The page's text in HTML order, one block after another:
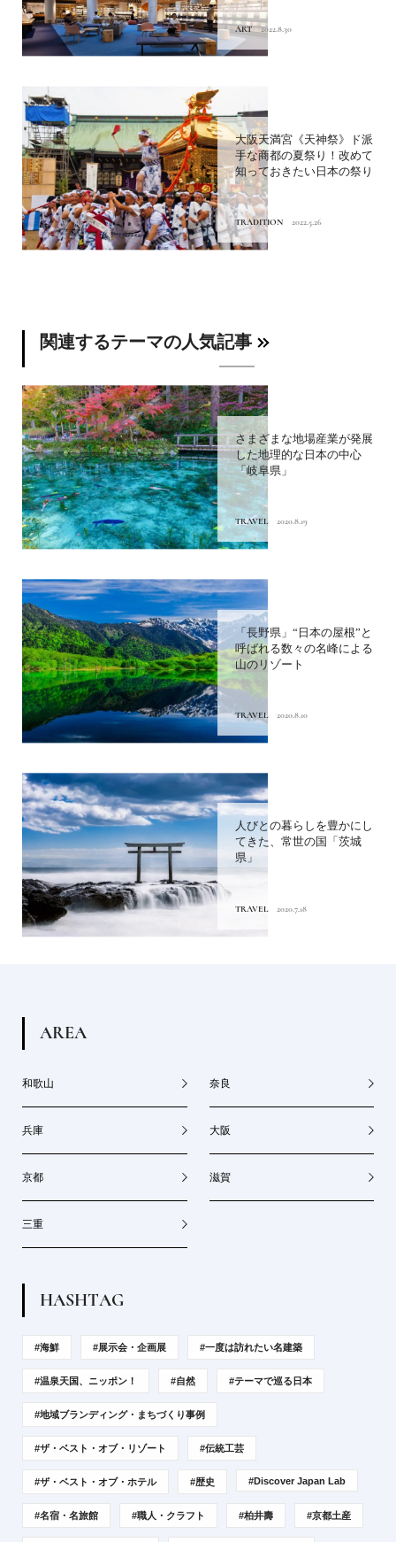
ART 2022.8.30
大阪天満宮《天神祭》ド派
手な商都の夏祭り！改めて
知っておきたい日本の祭り
TRADITION 2022.5.26
関連するテーマの人気記事
さまざまな地場産業が発展
した地理的な日本の中心
「岐阜県」
TRAVEL 2020.8.19
「長野県」“日本の屋根”と
呼ばれる数々の名峰による
山のリゾート
TRAVEL 2020.8.10
人びとの暮らしを豊かにし
てきた、常世の国「茨城
県」
TRAVEL 2020.7.18
AREA
和歌山 奈良
兵庫 大阪
京都 滋賀
三重
HASHTAG
#海鮮 #展示会・企画展 #一度は訪れたい名建築
#温泉天国、ニッポン！ #自然 #テーマで巡る日本
#地域ブランディング・まちづくり事例
#ザ・ベスト・オブ・リゾート #伝統工芸
#ザ・ベスト・オブ・ホテル #歴史 #Discover Japan Lab
#名宿・名旅館 #職人・クラフト #柏井壽 #京都土産